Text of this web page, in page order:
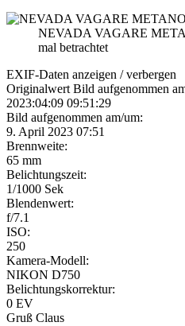
NEVADA VAGARE
mal betrachtet
EXIF-Daten anzeigen / verbergen
Originalwert Bild aufgenommen
2023:04:09 09:51:29
Bild aufgenommen am/um:
9. April 2023 07:51
Brennweite:
65 mm
Belichtungszeit:
1/1000 Sek
Blendenwert:
f/7.1
ISO:
250
Kamera-Modell:
NIKON D750
Belichtungskorrektur:
0 EV
Gruß Claus